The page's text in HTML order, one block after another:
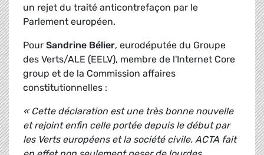
un rejet du traité anticontrefaçon par le
Parlement européen.
Pour Sandrine Bélier, eurodéputée du Groupe
des Verts/ALE (EELV), membre de l'Internet Core
group et de la Commission affaires
constitutionnelles :
« Cette déclaration est une très bonne nouvelle
et rejoint enfin celle portée depuis le début par
les Verts européens et la société civile. ACTA fait